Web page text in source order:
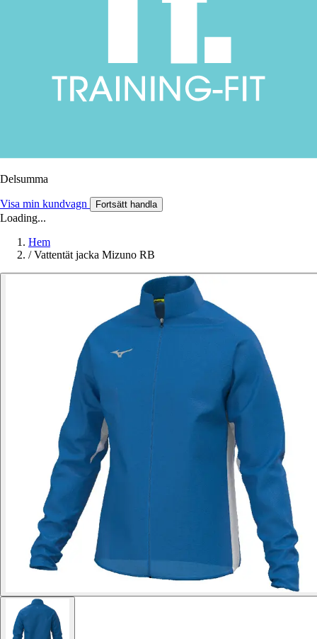
Delsumma
Visa min kundvagn Fortsätt handla
Loading...
Hem
/ Vattentät jacka Mizuno RB